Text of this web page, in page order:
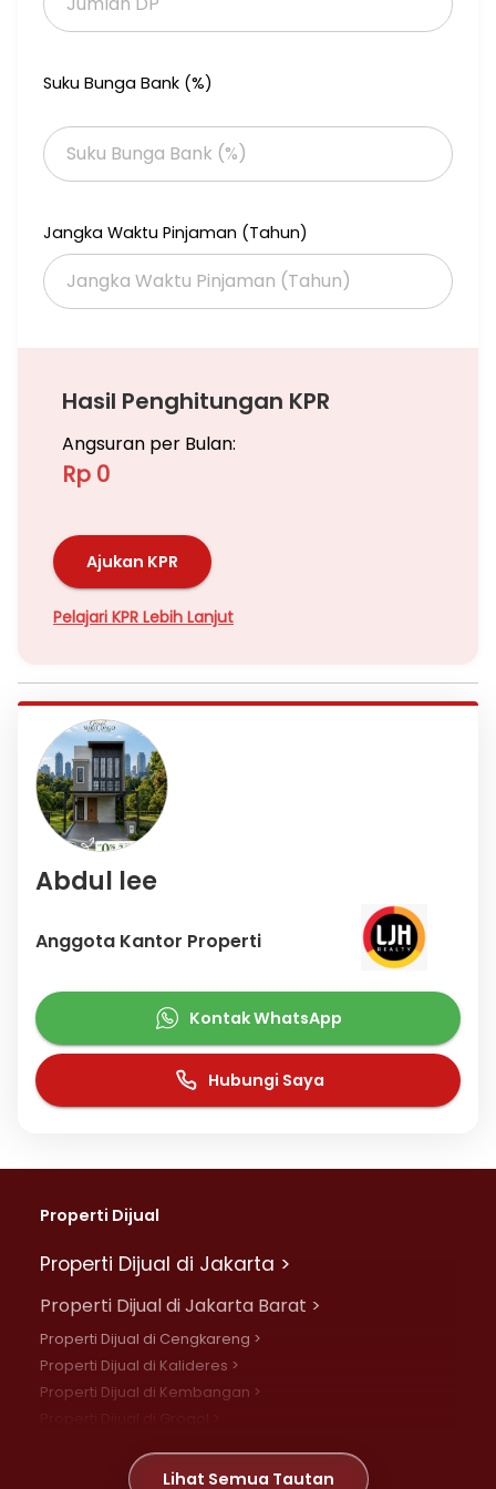
Suku Bunga Bank (%)
Jangka Waktu Pinjaman (Tahun)
Hasil Penghitungan KPR
Angsuran per Bulan:
Rp 0
Ajukan KPR
Pelajari KPR Lebih Lanjut
Abdul lee
Anggota Kantor Properti
Kontak WhatsApp
Hubungi Saya
Properti Dijual
Properti Dijual di Jakarta >
Properti Dijual di Jakarta Barat >
Properti Dijual di Cengkareng >
Properti Dijual di Kalideres >
Properti Dijual di Kembangan >
Properti Dijual di Meruya >Lihat Semua Tautan